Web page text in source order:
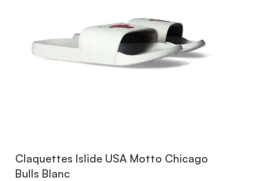
Claquettes Islide USA Motto Chicago
Bulls Blanc